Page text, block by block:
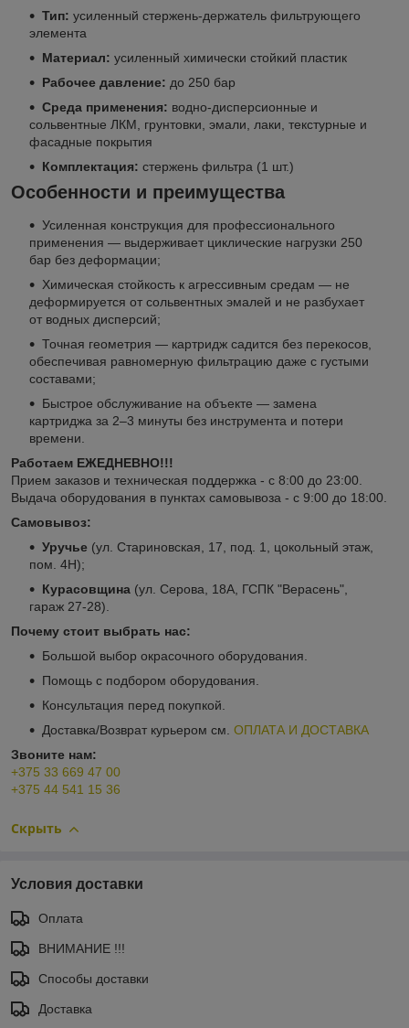
Тип: усиленный стержень-держатель фильтрующего
элемента
Материал: усиленный химически стойкий пластик
Рабочее давление: до 250 бар
Среда применения: водно-дисперсионные и
сольвентные ЛКМ, грунтовки, эмали, лаки, текстурные и
фасадные покрытия
Комплектация: стержень фильтра (1 шт.)
Особенности и преимущества
Усиленная конструкция для профессионального
применения — выдерживает циклические нагрузки 250
бар без деформации;
Химическая стойкость к агрессивным средам — не
деформируется от сольвентных эмалей и не разбухает
от водных дисперсий;
Точная геометрия — картридж садится без перекосов,
обеспечивая равномерную фильтрацию даже с густыми
составами;
Быстрое обслуживание на объекте — замена
картриджа за 2–3 минуты без инструмента и потери
времени.
Работаем ЕЖЕДНЕВНО!!!
Прием заказов и техническая поддержка - с 8:00 до 23:00.
Выдача оборудования в пунктах самовывоза - с 9:00 до 18:00.
Самовывоз:
Уручье (ул. Стариновская, 17, под. 1, цокольный этаж,
пом. 4Н);
Курасовщина (ул. Серова, 18А, ГСПК "Верасень",
гараж 27-28).
Почему стоит выбрать нас:
Большой выбор окрасочного оборудования.
Помощь с подбором оборудования.
Консультация перед покупкой.
Доставка/Возврат курьером см. ОПЛАТА И ДОСТАВКА
Звоните нам:
+375 33 669 47 00
+375 44 541 15 36
Скрыть
Условия доставки
Оплата
ВНИМАНИЕ !!!
Способы доставки
Доставка